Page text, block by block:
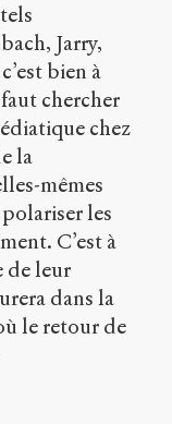
Jarry,
bien à
chercher
chez
la
mêmes
les
C’est à
de leur
dans la
le retour de